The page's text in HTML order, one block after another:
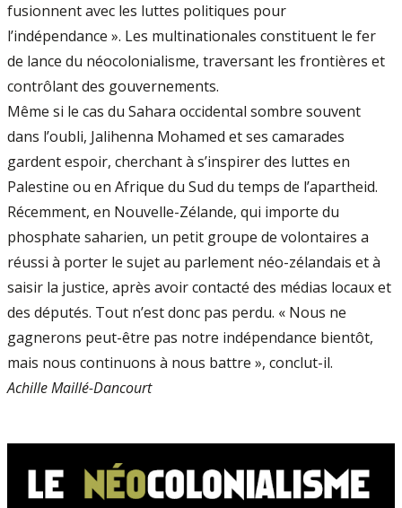
fusionnent avec les luttes politiques pour
l’indépendance ». Les multinationales constituent le fer
de lance du néocolonialisme, traversant les frontières et
contrôlant des gouvernements.
Même si le cas du Sahara occidental sombre souvent
dans l’oubli, Jalihenna Mohamed et ses camarades
gardent espoir, cherchant à s’inspirer des luttes en
Palestine ou en Afrique du Sud du temps de l’apartheid.
Récemment, en Nouvelle-Zélande, qui importe du
phosphate saharien, un petit groupe de volontaires a
réussi à porter le sujet au parlement néo-zélandais et à
saisir la justice, après avoir contacté des médias locaux et
des députés. Tout n’est donc pas perdu. « Nous ne
gagnerons peut-être pas notre indépendance bientôt,
mais nous continuons à nous battre », conclut-il.
Achille Maillé-Dancourt